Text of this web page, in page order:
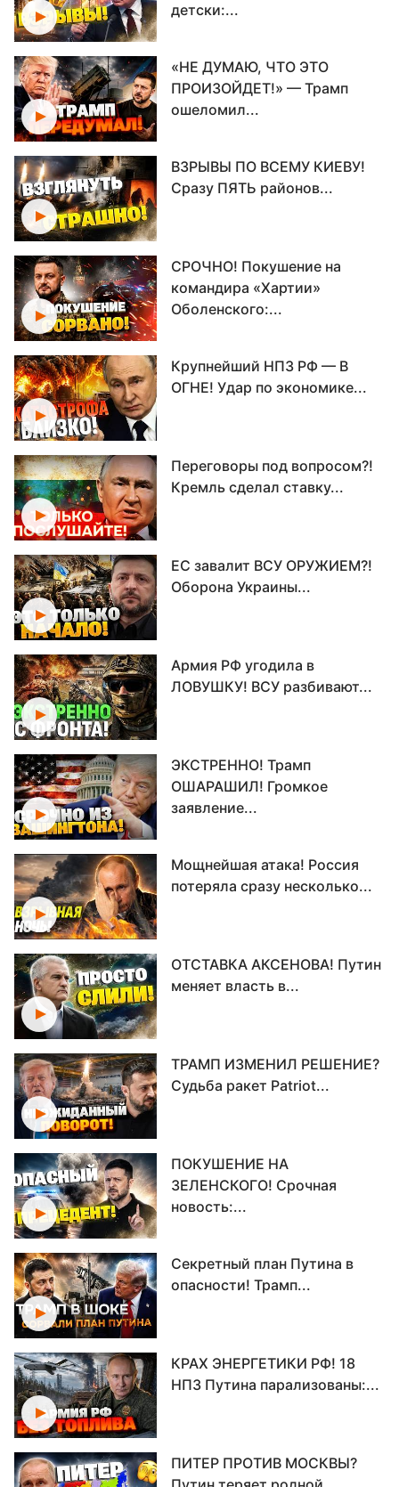
детски:...
«НЕ ДУМАЮ, ЧТО ЭТО
ПРОИЗОЙДЕТ!» — Трамп
ошеломил...
ВЗРЫВЫ ПО ВСЕМУ КИЕВУ!
Сразу ПЯТЬ районов...
СРОЧНО! Покушение на
командира «Хартии»
Оболенского:...
Крупнейший НПЗ РФ — В
ОГНЕ! Удар по экономике...
Переговоры под вопросом?!
Кремль сделал ставку...
ЕС завалит ВСУ ОРУЖИЕМ?!
Оборона Украины...
Армия РФ угодила в
ЛОВУШКУ! ВСУ разбивают...
ЭКСТРЕННО! Трамп
ОШАРАШИЛ! Громкое
заявление...
Мощнейшая атака! Россия
потеряла сразу несколько...
ОТСТАВКА АКСЕНОВА! Путин
меняет власть в...
ТРАМП ИЗМЕНИЛ РЕШЕНИЕ?
Судьба ракет Patriot...
ПОКУШЕНИЕ НА
ЗЕЛЕНСКОГО! Срочная
новость:...
Секретный план Путина в
опасности! Трамп...
КРАХ ЭНЕРГЕТИКИ РФ! 18
НПЗ Путина парализованы:...
ПИТЕР ПРОТИВ МОСКВЫ?